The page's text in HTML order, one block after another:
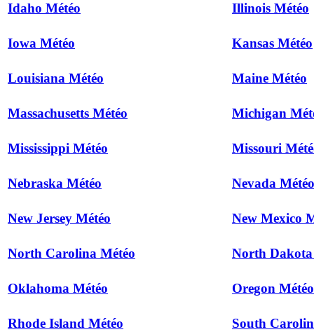
Idaho Météo Illinois Météo
Iowa Météo Kansas Météo
Louisiana Météo Maine Météo
Massachusetts Météo Michigan
Mississippi Météo Missouri
Nebraska Météo Nevada Météo
New Jersey Météo New Mexico
North Carolina Météo North Dakota
Oklahoma Météo Oregon Météo
Rhode Island Météo South